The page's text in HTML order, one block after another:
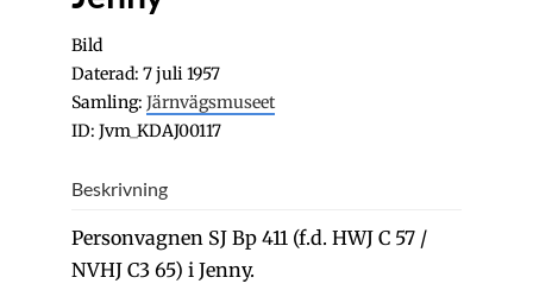
Bild
Daterad: 7 juli 1957
Samling: Järnvägsmuseet
ID: Jvm_KDAJ00117
Beskrivning
Personvagnen SJ Bp 411 (f.d. HWJ C 57 /
NVHJ C3 65) i Jenny.